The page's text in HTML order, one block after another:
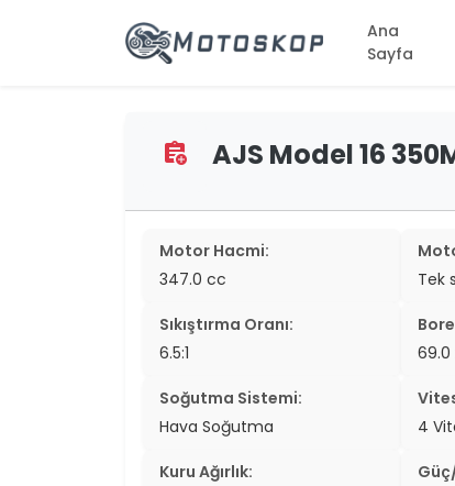
Ana
Sayfa
assignment_add AJS Model 16
Motor Hacmi:
347.0 cc
Tek
Sıkıştırma Oranı:
6.5:1
69.0
Soğutma Sistemi:
Hava Soğutma
4
Kuru Ağırlık: